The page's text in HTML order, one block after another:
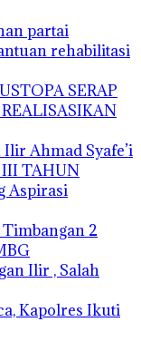
partai
rehabilitasi
SERAP
Ahmad Syafe’i
III TAHUN
Aspirasi
2
Ilir , Salah
Kapolres Ikuti